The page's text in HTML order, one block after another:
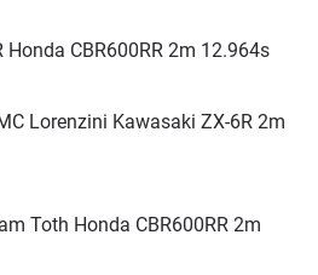
CBR600RR 2m 12.964s
Lorenzini Kawasaki ZX-6R 2m
Toth Honda CBR600RR 2m